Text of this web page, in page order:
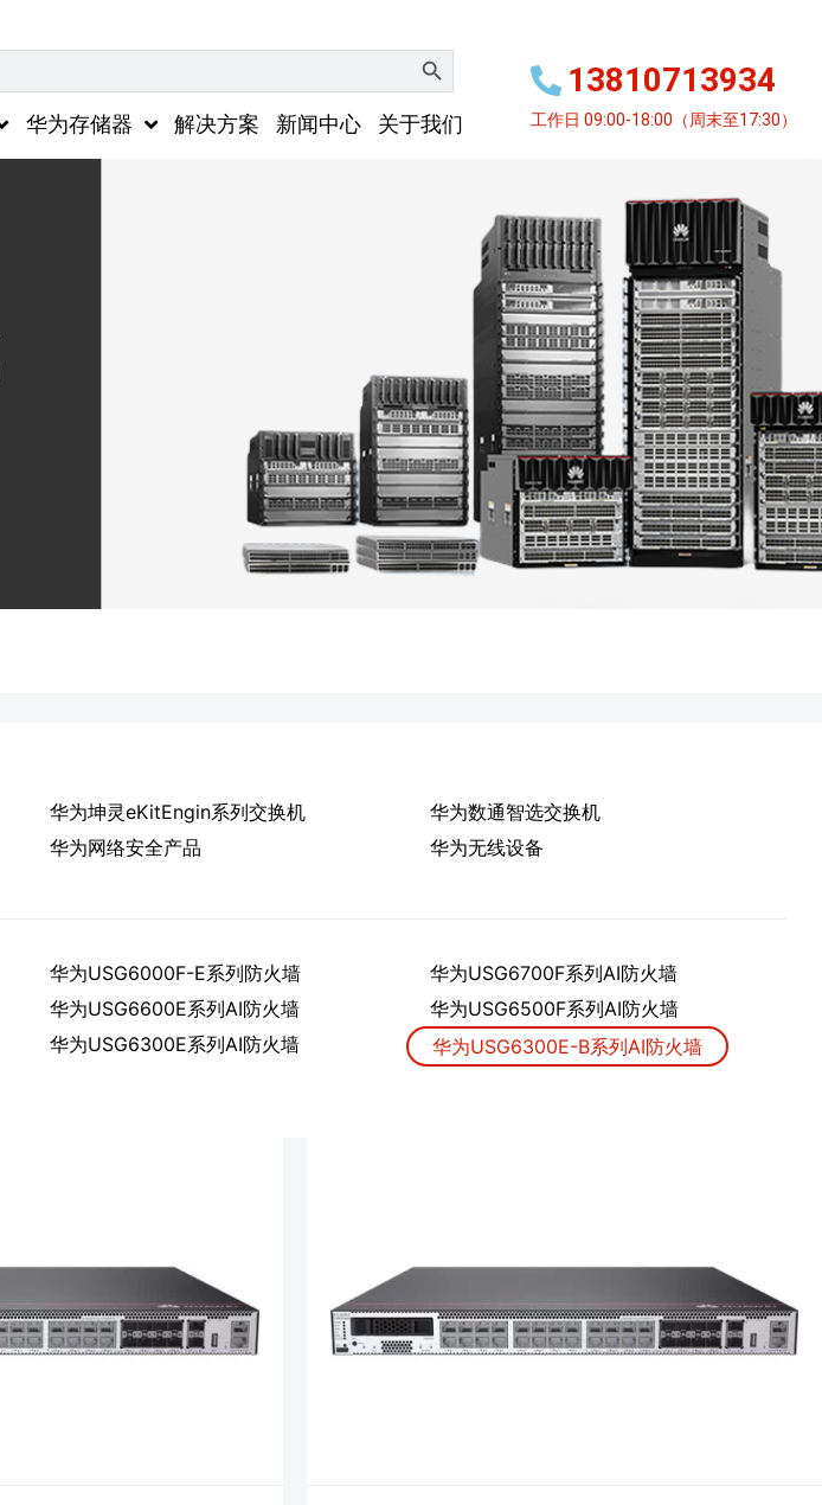
搜索按钮
华为存储器 解决方案 新闻中心 关于我们
13810713934
工作日 09:00-18:00（周末至17:30）
华为坤灵eKitEngin系列交换机
华为数通智选交换机
华为网络安全产品
华为无线设备
华为USG6000F-E系列防火墙
华为USG6700F系列AI防火墙
华为USG6600E系列AI防火墙
华为USG6500F系列AI防火墙
华为USG6300E系列AI防火墙
华为USG6300E-B系列AI防火墙